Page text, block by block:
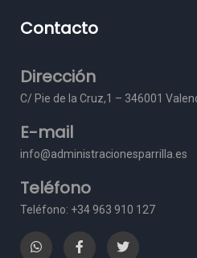
Contacto
Dirección
C/ Pie de la Cruz,1 – 346001
E-mail
info@administracionesparrilla.es
Teléfono
Teléfono: +34 963 910 127